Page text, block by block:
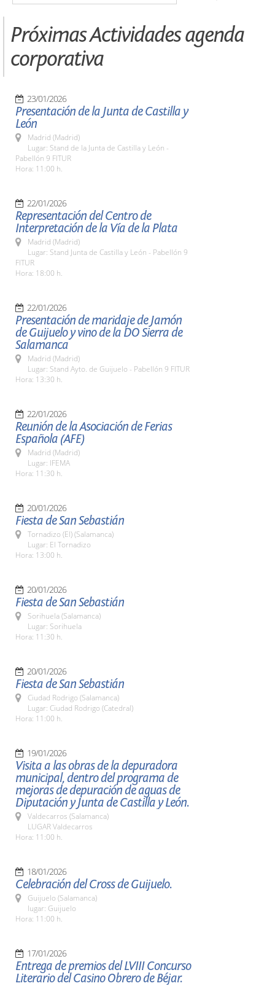
Próximas Actividades agenda
corporativa
23/01/2026
Presentación de la Junta de Castilla y
León
Madrid (Madrid)
Lugar: Stand de la Junta de Castilla y León -
Pabellón 9 FITUR
Hora: 11:00 h.
22/01/2026
Representación del Centro de
Interpretación de la Vía de la Plata
Madrid (Madrid)
Lugar: Stand Junta de Castilla y León - Pabellón 9
FITUR
Hora: 18:00 h.
22/01/2026
Presentación de maridaje de Jamón
de Guijuelo y vino de la DO Sierra de
Salamanca
Madrid (Madrid)
Lugar: Stand Ayto. de Guijuelo - Pabellón 9 FITUR
Hora: 13:30 h.
22/01/2026
Reunión de la Asociación de Ferias
Española (AFE)
Madrid (Madrid)
Lugar: IFEMA
Hora: 11:30 h.
20/01/2026
Fiesta de San Sebastián
Tornadizo (El) (Salamanca)
Lugar: El Tornadizo
Hora: 13:00 h.
20/01/2026
Fiesta de San Sebastián
Sorihuela (Salamanca)
Lugar: Sorihuela
Hora: 11:30 h.
20/01/2026
Fiesta de San Sebastián
Ciudad Rodrigo (Salamanca)
Lugar: Ciudad Rodrigo (Catedral)
Hora: 11:00 h.
19/01/2026
Visita a las obras de la depuradora
municipal, dentro del programa de
mejoras de depuración de aguas de
Diputación y Junta de Castilla y León.
Valdecarros (Salamanca)
LUGAR Valdecarros
Hora: 11:00 h.
18/01/2026
Celebración del Cross de Guijuelo.
Guijuelo (Salamanca)
lugar: Guijuelo
Hora: 11:00 h.
17/01/2026
Entrega de premios del LVIII Concurso
Literario del Casino Obrero de Béjar.